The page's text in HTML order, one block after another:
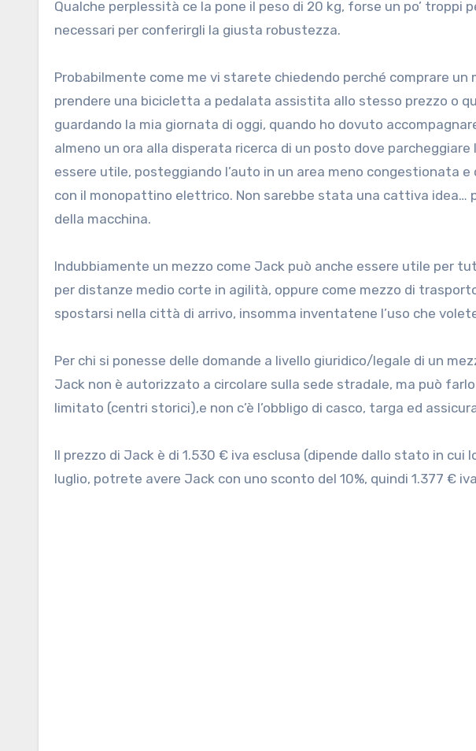
Qualche perplessità ce la pone il peso di 20 kg, forse un po’
necessari per conferirgli la giusta robustezza.
Probabilmente come me vi starete chiedendo perché comprare
prendere una bicicletta a pedalata assistita allo stesso prezzo o
guardando la mia giornata di oggi, quando ho dovuto
almeno un ora alla disperata ricerca di un posto dove
essere utile, posteggiando l’auto in un area meno congestionata
con il monopattino elettrico. Non sarebbe stata una cattiva idea…
della macchina.
Indubbiamente un mezzo come Jack può anche essere utile per
per distanze medio corte in agilità, oppure come mezzo di
spostarsi nella città di arrivo, insomma inventatene l’uso che
Per chi si ponesse delle domande a livello giuridico/legale di un
Jack non è autorizzato a circolare sulla sede stradale, ma può
limitato (centri storici),e non c’è l’obbligo di casco, targa ed
Il prezzo di Jack è di 1.530 € iva esclusa (dipende dallo stato in cui
luglio, potrete avere Jack con uno sconto del 10%, quindi 1.377 €